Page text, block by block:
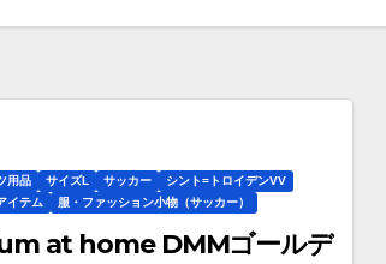
用品 サイズL サッカー
シント=トロイデンVV
イテム
服・ファッション小物（サッカー）
at home DMMゴールデ